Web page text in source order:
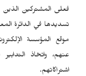
فعلى المشتركين الذين
تسديدها في الدائرة
موقع المؤسسة
عنهم، واتخاذ
اشتراكاتهم.